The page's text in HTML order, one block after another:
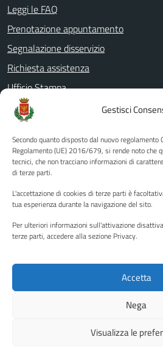
Gestisci
Secondo quanto disposto dal nuovo regolamento
Regolamento (UE) 2016/679, si rende noto che
tecnici, che non tracciano informazioni di
di terze parti.
L'accettazione di cookies di terze parti è
tua esperienza durante la navigazione del sito.
Per ulteriori informazioni sull'attivazione
terze parti, accedere alla sezione Privacy.
Accetta
Nega
Visualizza le
Leggi le FAQ
Prenotazione appuntamento
Segnalazione disservizio
Richiesta assistenza
Ufficio Stampa
Amministrazione Trasparente
Albo pretorio
Informativa privacy
Note legali
Piano di miglioramento del sito
Instagram